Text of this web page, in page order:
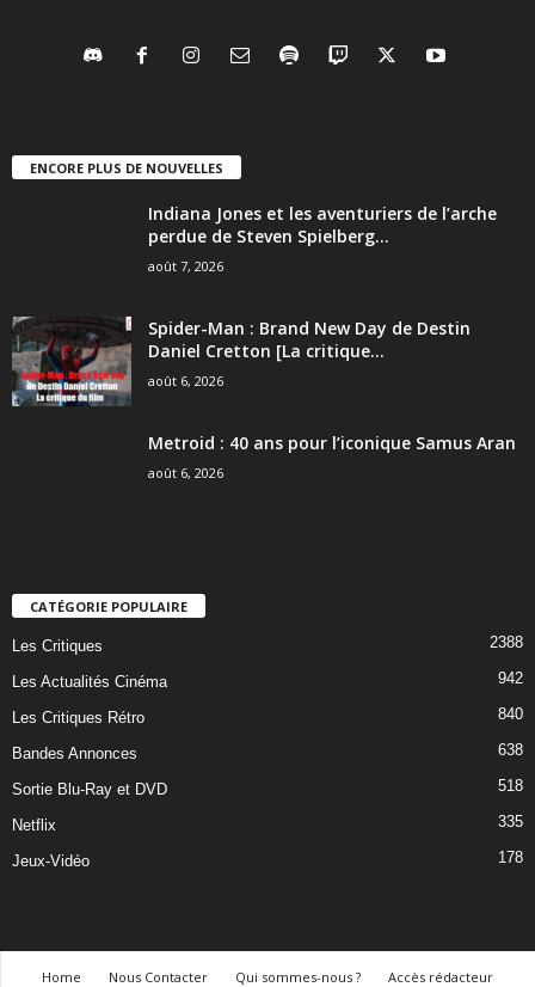
ENCORE PLUS DE NOUVELLES
Indiana Jones et les aventuriers de l’arche
perdue de Steven Spielberg...
août 7, 2026
Spider-Man : Brand New Day de Destin
Daniel Cretton [La critique...
août 6, 2026
Metroid : 40 ans pour l’iconique Samus Aran
août 6, 2026
CATÉGORIE POPULAIRE
Les Critiques 2388
Les Actualités Cinéma 942
Les Critiques Rétro 840
Bandes Annonces 638
Sortie Blu-Ray et DVD 518
Netflix 335
Jeux-Vidéo 178
Home Nous Contacter Qui sommes-nous ?
Accès rédacteur